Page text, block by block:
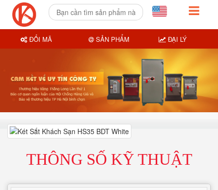
THÔNG SỐ KỸ THUẬT
ĐỔI MÃ SẢN PHẨM ĐẠI LÝ